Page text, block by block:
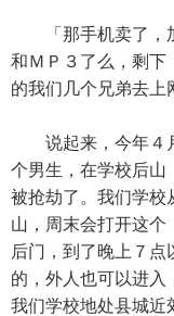
「那手机卖了，加
和ＭＰ３了么，剩下
的我们几个兄弟去上
说起来，今年４月
个男生，在学校后山
被抢劫了。我们学校
山，周末会打开这个
后门，到了晚上７点
的，外人也可以进入
我们学校地处县城近